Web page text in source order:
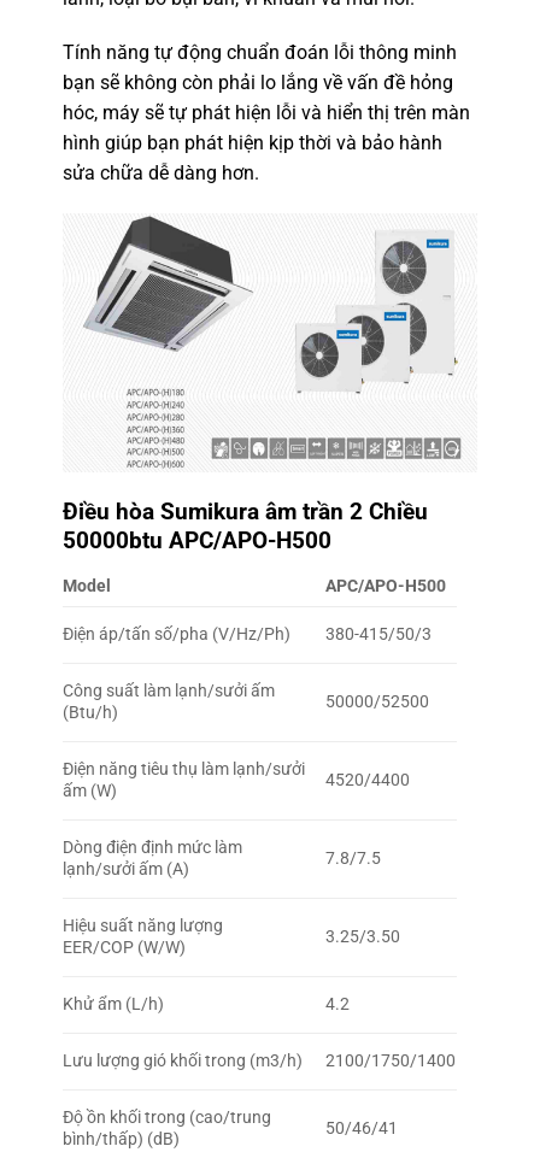
Tính năng tự động chuẩn đoán lỗi thông minh
bạn sẽ không còn phải lo lắng về vấn đề hỏng
hóc, máy sẽ tự phát hiện lỗi và hiển thị trên màn
hình giúp bạn phát hiện kịp thời và bảo hành
sửa chữa dễ dàng hơn.
Điều hòa Sumikura âm trần 2 Chiều
50000btu APC/APO-H500
Model APC/APO-H500
Điện áp/tấn số/pha (V/Hz/Ph) 380-415/50/3
Công suất làm lạnh/sưởi ấm
(Btu/h)
50000/52500
Điện năng tiêu thụ làm lạnh/sưởi
ấm (W)
4520/4400
Dòng điện định mức làm
lạnh/sưởi ấm (A)
7.8/7.5
Hiệu suất năng lượng
EER/COP (W/W)
3.25/3.50
Khử ẩm (L/h) 4.2
Lưu lượng gió khối trong (m3/h) 2100/1750/1400
Độ ồn khối trong (cao/trung
bình/thấp) (dB)
50/46/41